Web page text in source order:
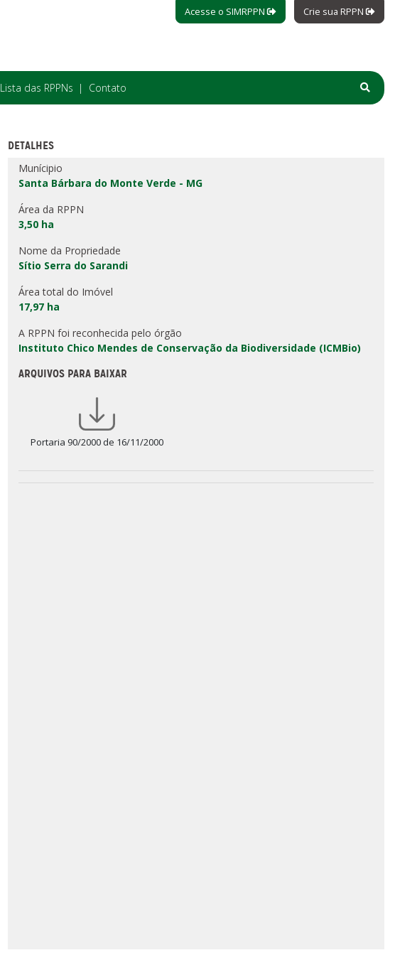
Acesse o SIMRPPN Crie sua RPPN
Lista das RPPNs Contato
DETALHES
Munícipio
Santa Bárbara do Monte Verde - MG
Área da RPPN
3,50 ha
Nome da Propriedade
Sítio Serra do Sarandi
Área total do Imóvel
17,97 ha
A RPPN foi reconhecida pelo órgão
Instituto Chico Mendes de Conservação da Biodiversidade (ICMBio)
ARQUIVOS PARA BAIXAR
Portaria 90/2000 de 16/11/2000